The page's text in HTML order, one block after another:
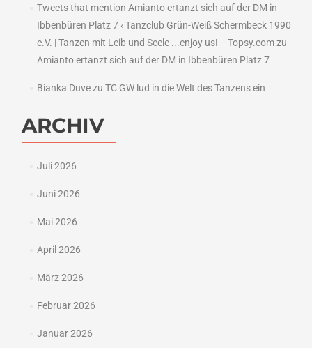
Tweets that mention Amianto ertanzt sich auf der DM in
Ibbenbüren Platz 7 ‹ Tanzclub Grün-Weiß Schermbeck 1990
e.V. | Tanzen mit Leib und Seele ...enjoy us! -- Topsy.comzu
Amianto ertanzt sich auf der DM in Ibbenbüren Platz 7
Bianka Duvezu TC GW lud in die Welt des Tanzens ein
ARCHIV
Juli 2026
Juni 2026
Mai 2026
April 2026
März 2026
Februar 2026
Januar 2026